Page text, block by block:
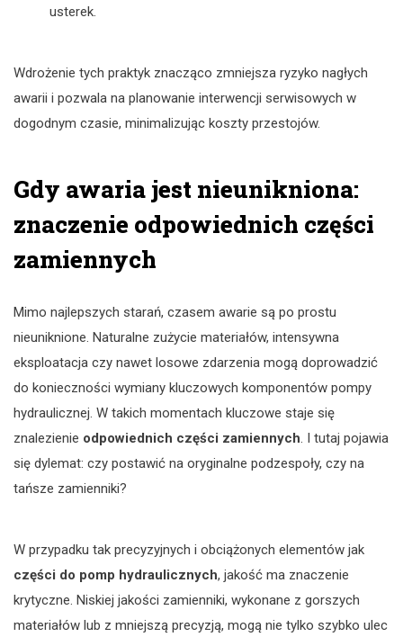
usterek.
Wdrożenie tych praktyk znacząco zmniejsza ryzyko nagłych
awarii i pozwala na planowanie interwencji serwisowych w
dogodnym czasie, minimalizując koszty przestojów.
Gdy awaria jest nieunikniona:
znaczenie odpowiednich części
zamiennych
Mimo najlepszych starań, czasem awarie są po prostu
nieuniknione. Naturalne zużycie materiałów, intensywna
eksploatacja czy nawet losowe zdarzenia mogą doprowadzić
do konieczności wymiany kluczowych komponentów pompy
hydraulicznej. W takich momentach kluczowe staje się
znalezienie odpowiednich części zamiennych. I tutaj pojawia
się dylemat: czy postawić na oryginalne podzespoły, czy na
tańsze zamienniki?
W przypadku tak precyzyjnych i obciążonych elementów jak
części do pomp hydraulicznych, jakość ma znaczenie
krytyczne. Niskiej jakości zamienniki, wykonane z gorszych
materiałów lub z mniejszą precyzją, mogą nie tylko szybko ulec